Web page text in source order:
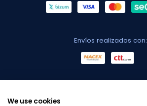
Envíos realizados con:
We use cookies